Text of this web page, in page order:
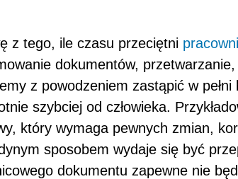
z tego, ile czasu przeciętni
dokumentów,
z powodzeniem zastąpić w pełni
szybciej od człowieka.
który wymaga pewnych zmian,
sposobem wydaje się być
dokumentu zapewne nie